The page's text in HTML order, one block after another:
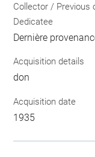
Collector /
Dedicatee
Dernière
Acquisition details
don
Acquisition date
1935